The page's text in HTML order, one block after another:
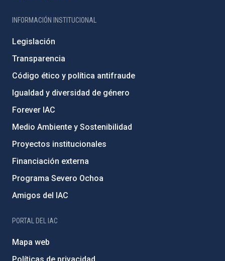
INFORMACIÓN INSTITUCIONAL
Legislación
Transparencia
Código ético y política antifraude
Igualdad y diversidad de género
Forever IAC
Medio Ambiente y Sostenibilidad
Proyectos institucionales
Financiación externa
Programa Severo Ochoa
Amigos del IAC
PORTAL DEL IAC
Mapa web